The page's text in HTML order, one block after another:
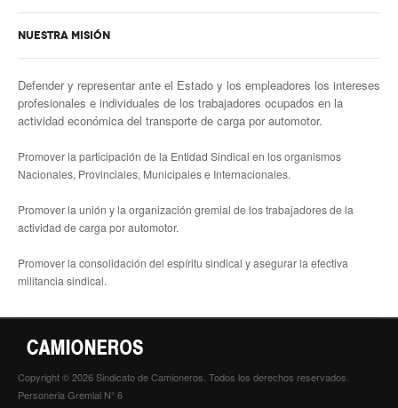
NUESTRA MISIÓN
Defender y representar ante el Estado y los empleadores los intereses
profesionales e individuales de los trabajadores ocupados en la
actividad económica del transporte de carga por automotor.
Promover la participación de la Entidad Sindical en los organismos
Nacionales, Provinciales, Municipales e Internacionales.
Promover la unión y la organización gremial de los trabajadores de la
actividad de carga por automotor.
Promover la consolidación del espíritu sindical y asegurar la efectiva
militancia sindical.
Copyright © 2026 Sindicato de Camioneros. Todos los derechos reservados.
Personeria Gremial N° 6